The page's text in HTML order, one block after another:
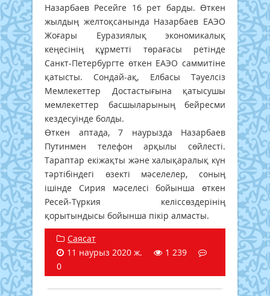
Назарбаев Ресейге 16 рет барды. Өткен
жылдың желтоқсанында Назарбаев ЕАЭО
Жоғары Еуразиялық экономикалық
кеңесінің құрметті төрағасы ретінде
Санкт-Петербургте өткен ЕАЭО саммитіне
қатысты. Сондай-ақ, Елбасы Тәуелсіз
Мемлекеттер Достастығына қатысушы
мемлекеттер басшыларының бейресми
кездесуінде болды.
Өткен аптада, 7 наурызда Назарбаев
Путинмен телефон арқылы сөйлесті.
Тараптар екіжақты және халықаралық күн
тәртібіндегі өзекті мәселелер, соның
ішінде Сирия мәселесі бойынша өткен
Ресей-Түркия келіссөздерінің
қорытындысы бойынша пікір алмасты.
Саясат
11 наурыз 2020 ж.
1 239
0